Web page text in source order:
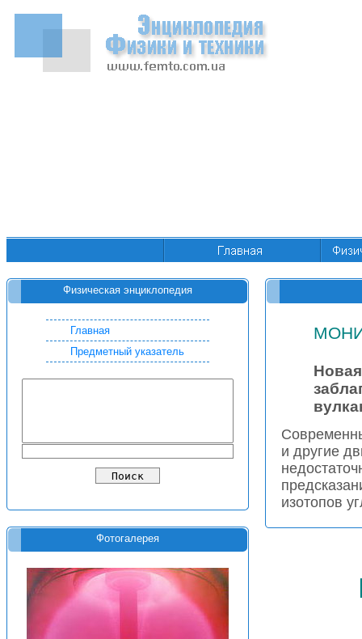
Физическая энциклопедия
Главная
Предметный указатель
Фотогалерея
и другие
изотопов